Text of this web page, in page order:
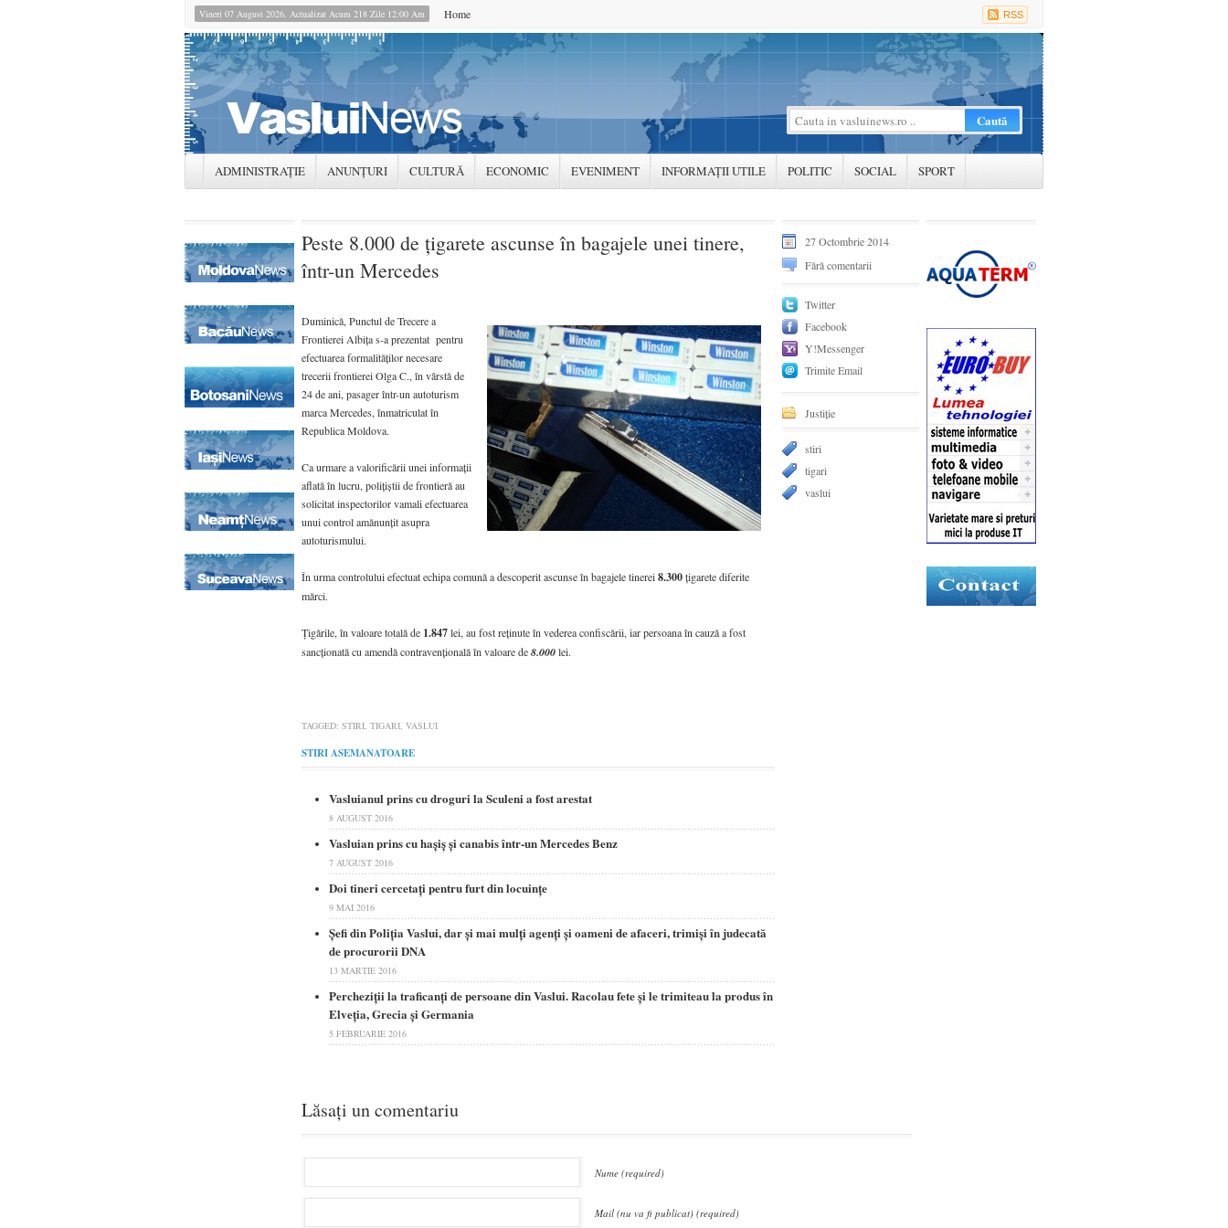
Vineri 07 August 2026, Actualizat Acum 218 Zile 12:00 Am Home RSS
ADMINISTRAȚIE ANUNȚURI CULTURĂ ECONOMIC EVENIMENT INFORMAȚII UTILE POLITIC SOCIAL SPORT
Peste 8.000 de ţigarete ascunse în bagajele unei tinere,
într-un Mercedes
Duminică, Punctul de Trecere a
Frontierei Albiţa s-a prezentat pentru
efectuarea formalităţilor necesare
trecerii frontierei Olga C., în vârstă de
24 de ani, pasager într-un autoturism
marca Mercedes, înmatriculat în
Republica Moldova.
Ca urmare a valorificării unei informaţii
aflată în lucru, poliţiştii de frontieră au
solicitat inspectorilor vamali efectuarea
unui control amănunţit asupra
autoturismului.
În urma controlului efectuat echipa comună a descoperit ascunse în bagajele tinerei8.300ţigarete diferite
mărci.
Ţigările, în valoare totală de 1.847lei, au fost reţinute în vederea confiscării, iar persoana în cauză a fost
sancţionată cu amendă contravenţională în valoare de8.000lei.
TAGGED: STIRI, TIGARI, VASLUI
STIRI ASEMANATOARE
Vasluianul prins cu droguri la Sculeni a fost arestat
8 AUGUST 2016
Vasluian prins cu hașiș și canabis într-un Mercedes Benz
7 AUGUST 2016
Doi tineri cercetați pentru furt din locuințe
9 MAI 2016
Șefi din Poliția Vaslui, dar și mai mulți agenți și oameni de afaceri, trimiși în judecată
de procurorii DNA
13 MARTIE 2016
Percheziții la traficanți de persoane din Vaslui. Racolau fete și le trimiteau la produs în
Elveția, Grecia și Germania
5 FEBRUARIE 2016
27 Octombrie 2014
Fără comentarii
Twitter
Facebook
Y!Messenger
Trimite Email
Justiție
stiri
tigari
vaslui
Lăsați un comentariu
Nume (required)
Mail (nu va fi publicat) (required)